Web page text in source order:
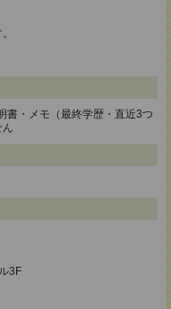
書・メモ（最終学歴・直近3つ
3F